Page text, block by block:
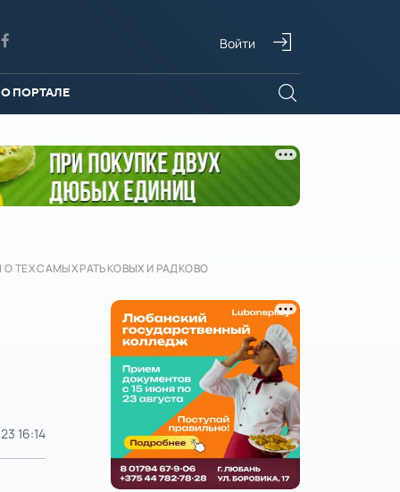
Войти
О ПОРТАЛЕ
ТЕХ САМЫХ РАТЬКОВЫХ И РАДКОВО
16:14